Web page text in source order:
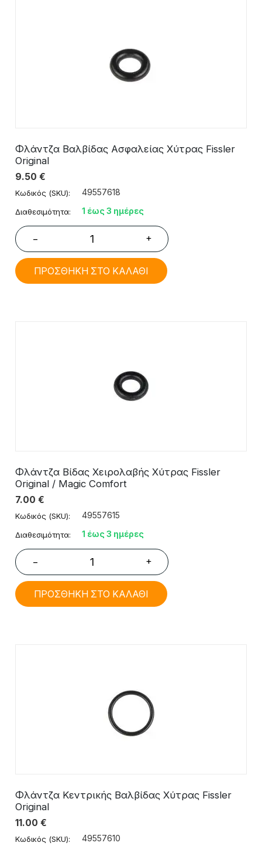
Φλάντζα Βαλβίδας Ασφαλείας Χύτρας Fissler
Original
9.50 €
Κωδικός (SKU): 49557618
Διαθεσιμότητα: 1 έως 3 ημέρες
− +
ΠΡΟΣΘΗΚΗ ΣΤΟ ΚΑΛΑΘΙ
Φλάντζα Βίδας Χειρολαβής Χύτρας Fissler
Original / Magic Comfort
7.00 €
Κωδικός (SKU): 49557615
Διαθεσιμότητα: 1 έως 3 ημέρες
− +
ΠΡΟΣΘΗΚΗ ΣΤΟ ΚΑΛΑΘΙ
Φλάντζα Κεντρικής Βαλβίδας Χύτρας Fissler
Original
11.00 €
Κωδικός (SKU): 49557610